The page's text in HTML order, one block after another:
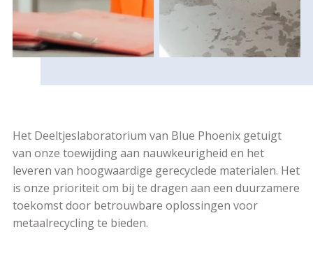
Het Deeltjeslaboratorium van Blue Phoenix getuigt
van onze toewijding aan nauwkeurigheid en het
leveren van hoogwaardige gerecyclede materialen. Het
is onze prioriteit om bij te dragen aan een duurzamere
toekomst door betrouwbare oplossingen voor
metaalrecycling te bieden.